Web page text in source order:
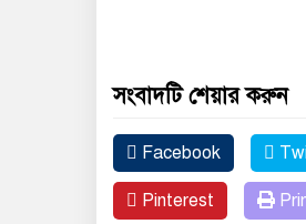
সংবাদটি শেয়ার করুন
Facebook
Pinterest